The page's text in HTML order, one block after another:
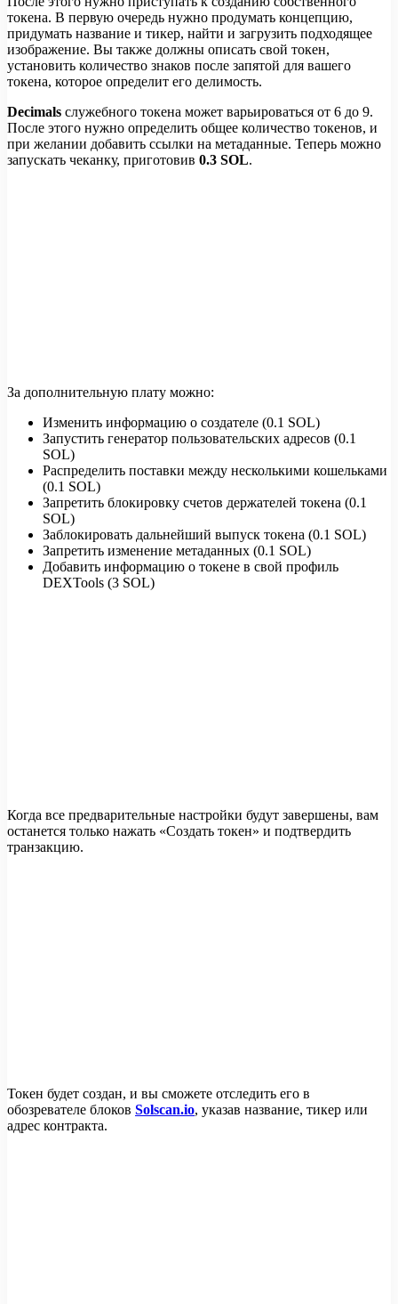
токена. В первую очередь нужно продумать концепцию,
придумать название и тикер, найти и загрузить подходящее
изображение. Вы также должны описать свой токен,
установить количество знаков после запятой для вашего
токена, которое определит его делимость.
Decimals служебного токена может варьироваться от 6 до 9.
После этого нужно определить общее количество токенов, и
при желании добавить ссылки на метаданные. Теперь можно
запускать чеканку, приготовив 0.3 SOL.
За дополнительную плату можно:
Изменить информацию о создателе (0.1 SOL)
Запустить генератор пользовательских адресов (0.1
SOL)
Распределить поставки между несколькими кошельками
(0.1 SOL)
Запретить блокировку счетов держателей токена (0.1
SOL)
Заблокировать дальнейший выпуск токена (0.1 SOL)
Запретить изменение метаданных (0.1 SOL)
Добавить информацию о токене в свой профиль
DEXTools (3 SOL)
Когда все предварительные настройки будут завершены, вам
останется только нажать «Создать токен» и подтвердить
транзакцию.
Токен будет создан, и вы сможете отследить его в
обозревателе блоков Solscan.io, указав название, тикер или
адрес контракта.